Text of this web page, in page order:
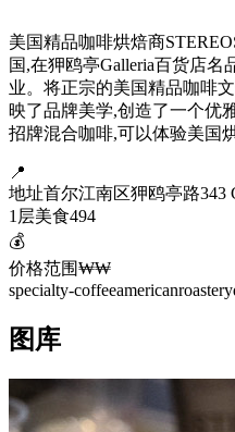
美国精品咖啡烘焙商
国,在狎鸥亭Galleria百货店名
业。将正宗的美国精品咖啡
映了品牌美学,创造了一个优
招牌混合咖啡,可以体验美国
📍
地址首尔江南区狎鸥亭路343
1层美食494
💰
价格范围₩₩
specialty-coffeeamericanroastery
图库